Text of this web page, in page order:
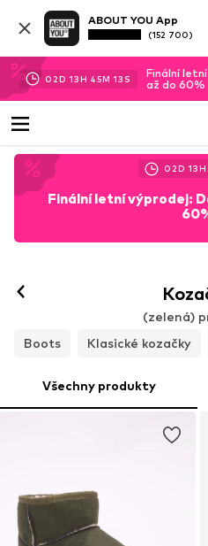
ABOUT YOU App
(152 700)
02D 13H 45M 11 S
Finální
až do 60%
02D 13H
Finální letní výprodej:
(zelená)
Boots
Klasické kozačky
Všechny produkty